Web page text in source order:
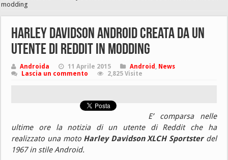
modding
Harley Davidson Android creata da un
utente di Reddit in modding
Androida 11 Aprile 2015 Android , News
Lascia un commento
2,825 Visite
E’ comparsa nelle
ultime ore la notizia di un utente di Reddit che ha
realizzato una moto Harley Davidson XLCH Sportsterdel
1967 in stile Android.